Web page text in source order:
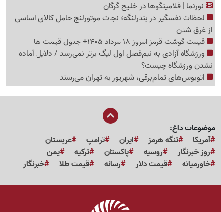
نورنما | فلامینگوها در خلیج گرگان
لحظات نفسگیر در بندرلنگه؛ نجات موتورلنج حامل کالای اساسی
از غرق شدن
قیمت گوشت قرمز امروز 18 مرداد 1405+ جدول قیمت ها
ورزشگاه آزادی به نیم‌فصل اول لیگ برتر نمی‌رسد / دلایل آماده
نشدن ورزشگاه چیست؟
اتوبوس‌های تمام‌برقی، شهریور به تهران می‌رسند
موضوعات داغ:
آمریکا
تنگه هرمز ایران ترامپ
عربستان
روز خبرنگار
روسیه پاکستان ترکیه
یمن
خاورمیانه
قیمت دلار رسانه قیمت طلا خبرنگار